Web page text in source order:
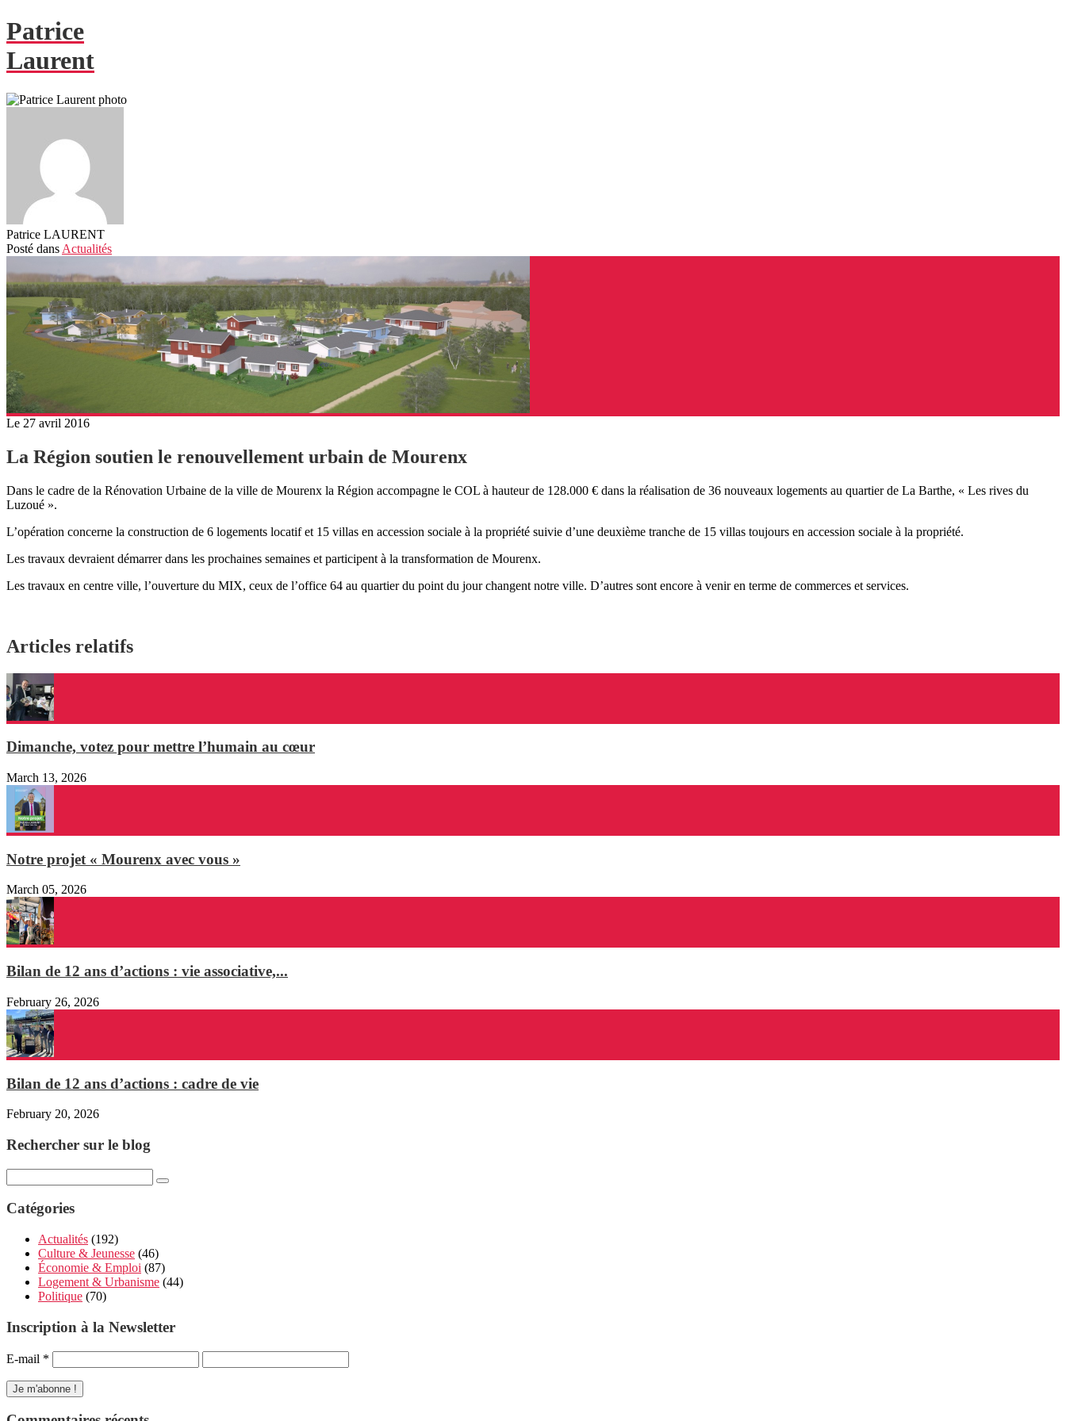
Patrice
Laurent
Patrice LAURENT
Posté dans Actualités
Le 27 avril 2016
La Région soutien le renouvellement urbain de Mourenx
Dans le cadre de la Rénovation Urbaine de la ville de Mourenx la Région accompagne le COL à hauteur de 128.000 € dans la réalisation de 36 nouveaux logements au quartier de La Barthe, « Les rives du
Luzoué ».
L’opération concerne la construction de 6 logements locatif et 15 villas en accession sociale à la propriété suivie d’une deuxième tranche de 15 villas toujours en accession sociale à la propriété.
Les travaux devraient démarrer dans les prochaines semaines et participent à la transformation de Mourenx.
Les travaux en centre ville, l’ouverture du MIX, ceux de l’office 64 au quartier du point du jour changent notre ville. D’autres sont encore à venir en terme de commerces et services.
Articles relatifs
Dimanche, votez pour mettre l’humain au cœur
March 13, 2026
Notre projet « Mourenx avec vous »
March 05, 2026
Bilan de 12 ans d’actions : vie associative,...
February 26, 2026
Bilan de 12 ans d’actions : cadre de vie
February 20, 2026
Rechercher sur le blog
Catégories
Actualités (192)
Culture & Jeunesse (46)
Économie & Emploi (87)
Logement & Urbanisme (44)
Politique (70)
Inscription à la Newsletter
E-mail *